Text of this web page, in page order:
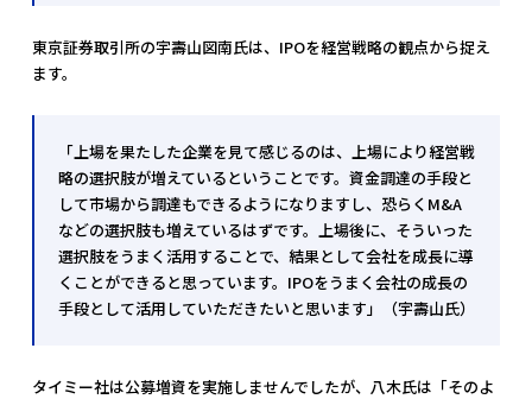
東京証券取引所の宇壽山図南氏は、IPOを経営戦略の観点から捉え
ます。
「上場を果たした企業を見て感じるのは、上場により経営戦
略の選択肢が増えているということです。資金調達の手段と
して市場から調達もできるようになりますし、恐らくM&A
などの選択肢も増えているはずです。上場後に、そういった
選択肢をうまく活用することで、結果として会社を成長に導
くことができると思っています。IPOをうまく会社の成長の
手段として活用していただきたいと思います」（宇壽山氏）
タイミー社は公募増資を実施しませんでしたが、八木氏は「そのよ